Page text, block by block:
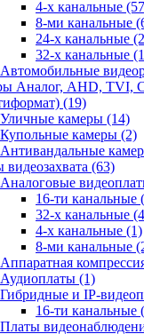
4-х канальные
8-ми канальные
24-х канальные
32-х канальные
Автомобильные
Аналог, AHD, TVI,
(19)
Уличные камеры (14)
Купольные камеры (2)
Антивандальные
(63)
Аналоговые
16-ти канальные
32-х канальные
4-х канальные (1)
8-ми канальные
Аппаратная
Аудиоплаты (1)
Гибридные и IP-
16-ти канальные
Платы